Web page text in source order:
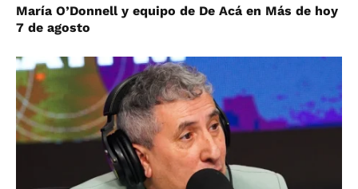
María O’Donnell y equipo de De Acá en Más de hoy
7 de agosto